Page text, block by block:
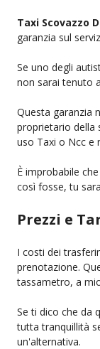
Taxi Scovazzo
garanzia sul
Se uno degli
non sarai tenuto
Questa garanzia
proprietario della
uso Taxi o Ncc e
È improbabile
così fosse, tu
Prezzi e
I costi dei
prenotazione.
tassametro, a
Se ti dico che da
tutta tranquillità
un'alternativa.